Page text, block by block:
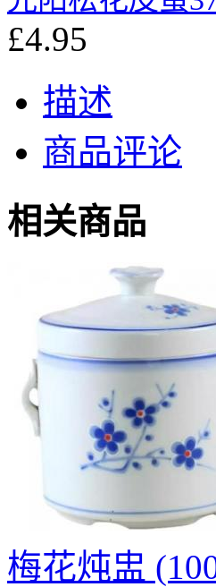
£4.95
描述
商品评论
相关商品
梅花炖盅